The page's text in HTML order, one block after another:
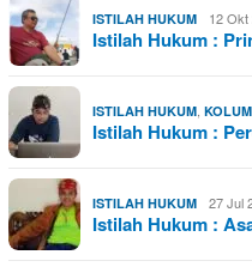
ISTILAH HUKUM 12 Okt
Istilah Hukum :
ISTILAH HUKUM,
Istilah Hukum :
ISTILAH HUKUM 27 Jul
Istilah Hukum :